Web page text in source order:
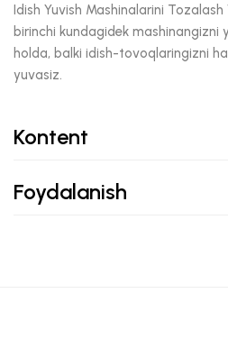
Idish Yuvish Mashinalarini
birinchi kundagidek mashinangizni
holda, balki idish-tovoqlaringizni
yuvasiz.
Kontent
Foydalanish